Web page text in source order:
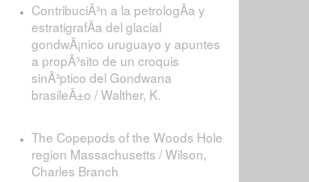
ContribuciÃ³n a la petrologÃ­a y
estratigrafÃ­a del glacial
gondwÃ¡nico uruguayo y apuntes
a propÃ³sito de un croquis
sinÃ³ptico del Gondwana
brasileÃ±o / Walther, K.
The Copepods of the Woods Hole
region Massachusetts / Wilson,
Charles Branch